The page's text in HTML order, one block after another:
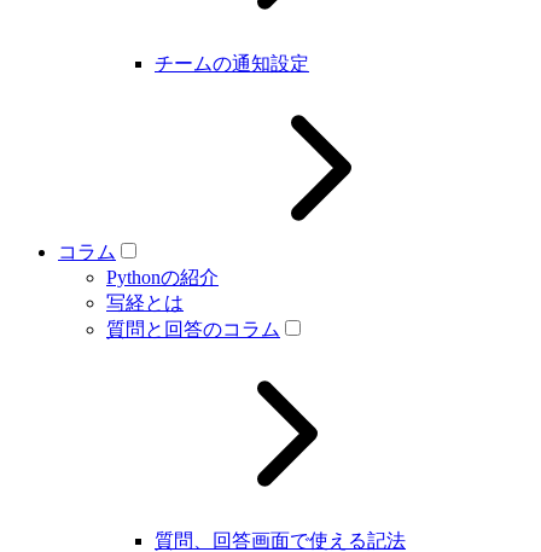
チームの通知設定
コラム
Pythonの紹介
写経とは
質問と回答のコラム
質問、回答画面で使える記法